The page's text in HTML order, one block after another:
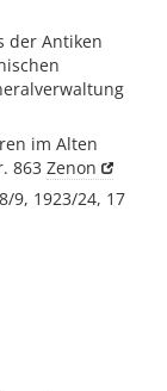
der Antiken
im Alten
863 Zenon
9, 1923/24, 17